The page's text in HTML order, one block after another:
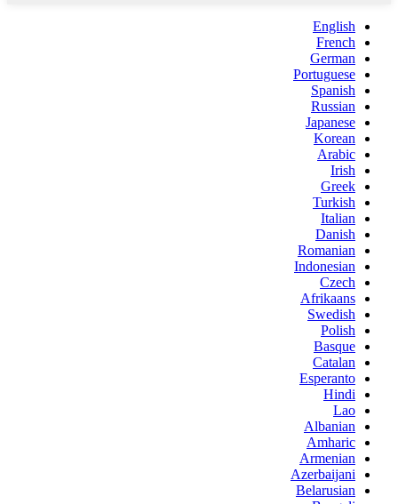
English
French
German
Portuguese
Spanish
Russian
Japanese
Korean
Arabic
Irish
Greek
Turkish
Italian
Danish
Romanian
Indonesian
Czech
Afrikaans
Swedish
Polish
Basque
Catalan
Esperanto
Hindi
Lao
Albanian
Amharic
Armenian
Azerbaijani
Belarusian